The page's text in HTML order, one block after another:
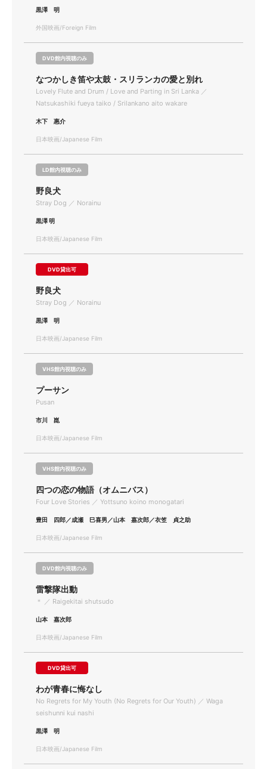
黒澤 明
外国映画/Foreign Film
DVD館内視聴のみ
なつかしき笛や太鼓・スリランカの愛と別れ
Lovely Flute and Drum / Love and Parting in Sri Lanka ／
Natsukashiki fueya taiko / Srilankano aito wakare
木下 惠介
日本映画/Japanese Film
LD館内視聴のみ
野良犬
Stray Dog ／ Norainu
黒澤 明
日本映画/Japanese Film
DVD貸出可
野良犬
Stray Dog ／ Norainu
黒澤 明
日本映画/Japanese Film
VHS館内視聴のみ
プーサン
Pusan
市川 崑
日本映画/Japanese Film
VHS館内視聴のみ
四つの恋の物語（オムニバス）
Four Love Stories ／ Yottsuno koino monogatari
豊田 四郎／成瀬 巳喜男／山本 嘉次郎／衣笠 貞之助
日本映画/Japanese Film
DVD館内視聴のみ
雷撃隊出動
＊ ／ Raigekitai shutsudo
山本 嘉次郎
日本映画/Japanese Film
DVD貸出可
わが青春に悔なし
No Regrets for My Youth (No Regrets for Our Youth) ／ Waga
seishunni kui nashi
黒澤 明
日本映画/Japanese Film